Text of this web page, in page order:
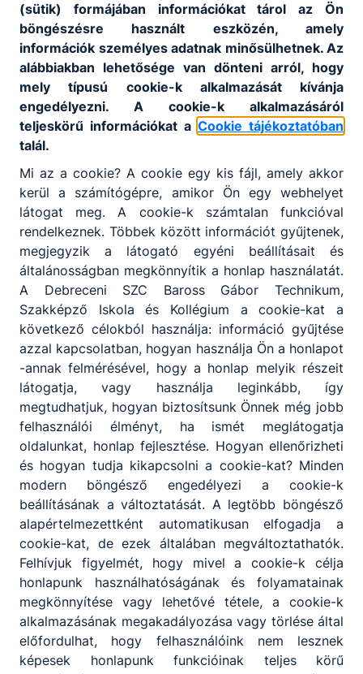
(sütik) formájában információkat tárol az Ön
böngészésre használt eszközén, amely
információk személyes adatnak minősülhetnek. Az
alábbiakban lehetősége van dönteni arról, hogy
mely típusú cookie-k alkalmazását kívánja
engedélyezni. A cookie-k alkalmazásáról
teljeskörű információkat a Cookie tájékoztatóban
talál.
Mi az a cookie? A cookie egy kis fájl, amely akkor
kerül a számítógépre, amikor Ön egy webhelyet
látogat meg. A cookie-k számtalan funkcióval
rendelkeznek. Többek között információt gyűjtenek,
megjegyzik a látogató egyéni beállításait és
általánosságban megkönnyítik a honlap használatát.
A Debreceni SZC Baross Gábor Technikum,
Szakképző Iskola és Kollégium a cookie-kat a
következő célokból használja: információ gyűjtése
azzal kapcsolatban, hogyan használja Ön a honlapot
-annak felmérésével, hogy a honlap melyik részeit
látogatja, vagy használja leginkább, így
megtudhatjuk, hogyan biztosítsunk Önnek még jobb
felhasználói élményt, ha ismét meglátogatja
oldalunkat, honlap fejlesztése. Hogyan ellenőrizheti
és hogyan tudja kikapcsolni a cookie-kat? Minden
modern böngésző engedélyezi a cookie-k
beállításának a változtatását. A legtöbb böngésző
alapértelmezettként automatikusan elfogadja a
cookie-kat, de ezek általában megváltoztathatók.
Felhívjuk figyelmét, hogy mivel a cookie-k célja
honlapunk használhatóságának és folyamatainak
megkönnyítése vagy lehetővé tétele, a cookie-k
alkalmazásának megakadályozása vagy törlése által
előfordulhat, hogy felhasználóink nem lesznek
képesek honlapunk funkcióinak teljes körű